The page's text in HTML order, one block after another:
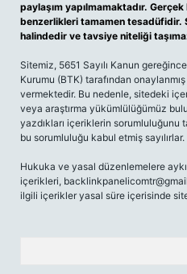
paylaşım yapılmamaktadır.
benzerlikleri tamamen tesadüfidir.
halindedir ve tavsiye niteliği
Sitemiz, 5651 Sayılı Kanun
Kurumu (BTK) tarafından
vermektedir. Bu nedenle, sitedeki
veya araştırma yükümlülüğümüz
yazdıkları içeriklerin sorumluluğunu
bu sorumluluğu kabul etmiş sayılırlar.
Hukuka ve yasal düzenlemelere
içerikleri,
ilgili içerikler yasal süre içerisinde